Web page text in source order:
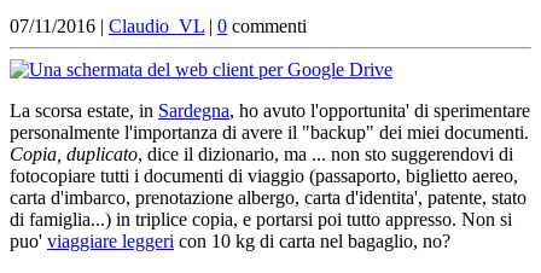
07/11/2016 | Claudio_VL | 0 commenti
La scorsa estate, in Sardegna, ho avuto l'opportunita' di sperimentare
personalmente l'importanza di avere il "backup" dei miei documenti.
Copia, duplicato, dice il dizionario, ma ... non sto suggerendovi di
fotocopiare tutti i documenti di viaggio (passaporto, biglietto aereo,
carta d'imbarco, prenotazione albergo, carta d'identita', patente, stato
di famiglia...) in triplice copia, e portarsi poi tutto appresso. Non si
puo' viaggiare leggeri con 10 kg di carta nel bagaglio, no?